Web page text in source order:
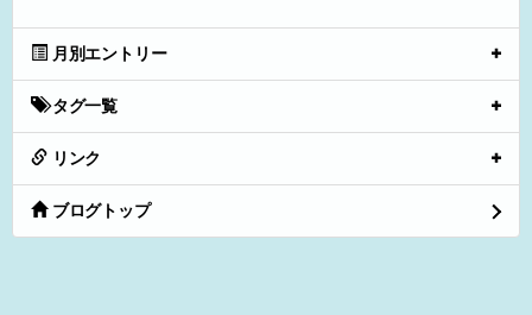
月別エントリー
タグ一覧
リンク
ブログトップ